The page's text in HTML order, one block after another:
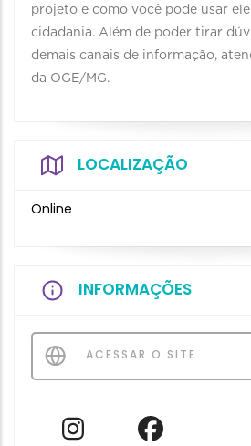
projeto e como você pode usar
cidadania. Além de poder tirar
demais canais de informação,
da OGE/MG.
LOCALIZAÇÃO
Online
INFORMAÇÕES
ACESSAR O SITE